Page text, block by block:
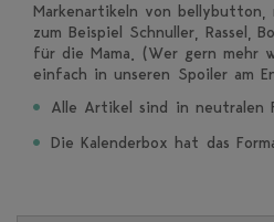
Markenartikeln von bellybutton,
zum Beispiel Schnuller, Rassel,
für die Mama. (Wer gern mehr
einfach in unseren Spoiler am
Alle Artikel sind in neutralen
Die Kalenderbox hat das